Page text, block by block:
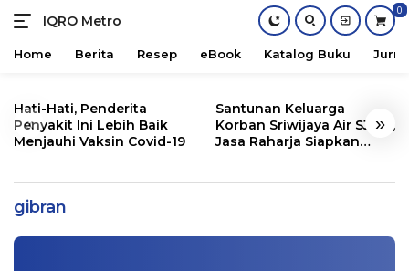
content
IQRO Metro
Lets
Bright
0
Home Berita Resep eBook Katalog Buku
« »
Hati-Hati, Penderita
Penyakit Ini Lebih Baik
Menjauhi Vaksin Covid-19
Santunan Keluarga
Korban Sriwijaya Air SJ182,
Jasa Raharja Siapkan
gibran
Kejanggalan Hasil Pemilu Solo
Nasional